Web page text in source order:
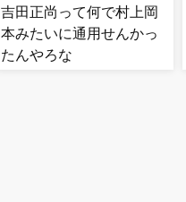
吉田正尚って何で村上岡
本みたいに通用せんかっ
たんやろな